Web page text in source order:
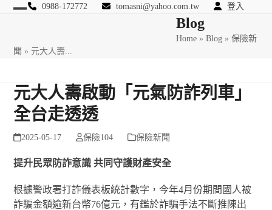
Skip
0988-172772 tomasni@yahoo.com.tw 登入
匯豐國際風險管理顧問Blog
Home »Blog »保險新
聞 »元大人壽...
元大人壽啟動「元氣防詐列車」
全台走透透
2025-05-17 保險104 保險新聞
提升民眾防詐意識 共同守護財產安全
根據警政署打詐儀表板統計數字，今年4月份期間國人被
詐騙金額逾新台幣76億元，有鑑於詐騙手法不斷推陳出